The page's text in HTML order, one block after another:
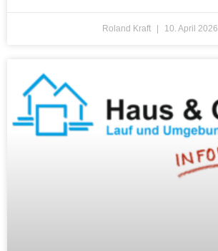
Roland Kraft 10. April 2026